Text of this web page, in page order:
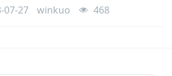
所需信息。通过引导用户的浏览路径和提供
07-27 winkuo 468